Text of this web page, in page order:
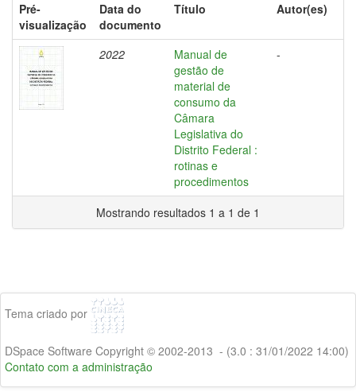
Pré-
visualização
Data do
documento
Título Autor(es)
2022
Manual de
gestão de
material de
consumo da
Câmara
Legislativa do
Distrito Federal :
rotinas e
procedimentos
-
Mostrando resultados 1 a 1 de 1
Tema criado por
DSpace Software Copyright © 2002-2013 - (3.0 : 31/01/2022 14:00)
Contato com a administração